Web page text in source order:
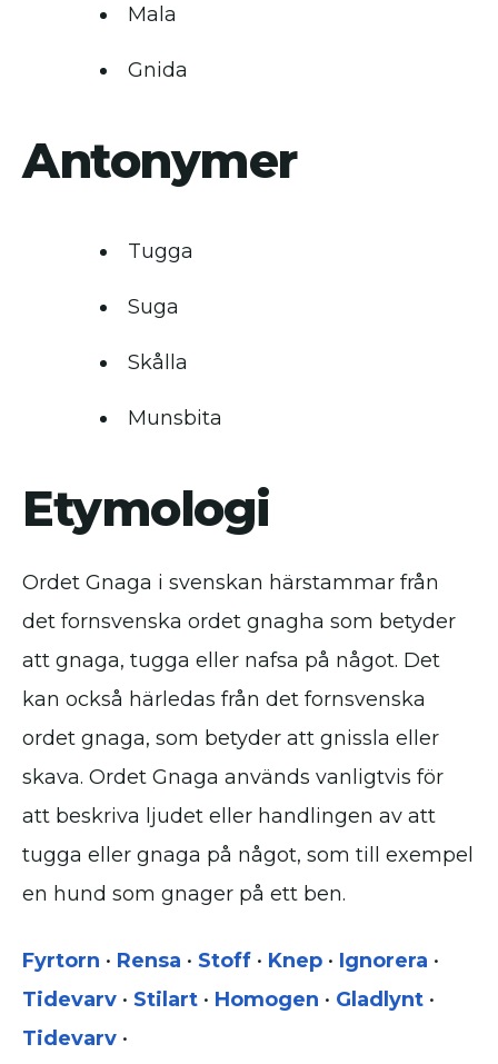
Mala
Gnida
Antonymer
Tugga
Suga
Skålla
Munsbita
Etymologi
Ordet Gnaga i svenskan härstammar från
det fornsvenska ordet gnagha som betyder
att gnaga, tugga eller nafsa på något. Det
kan också härledas från det fornsvenska
ordet gnaga, som betyder att gnissla eller
skava. Ordet Gnaga används vanligtvis för
att beskriva ljudet eller handlingen av att
tugga eller gnaga på något, som till exempel
en hund som gnager på ett ben.
Fyrtorn • Rensa • Stoff • Knep • Ignorera •
Tidevarv • Stilart • Homogen • Gladlynt •
Tidevarv •